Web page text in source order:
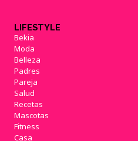
LIFESTYLE
Bekia
Moda
Belleza
Padres
Pareja
Salud
Recetas
Mascotas
Fitness
Casa